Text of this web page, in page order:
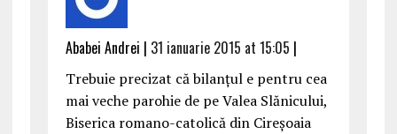
Ababei Andrei | 31 ianuarie 2015 at 15:05 |
Trebuie precizat că bilanțul e pentru cea
mai veche parohie de pe Valea Slănicului,
Biserica romano-catolică din Cireșoaia